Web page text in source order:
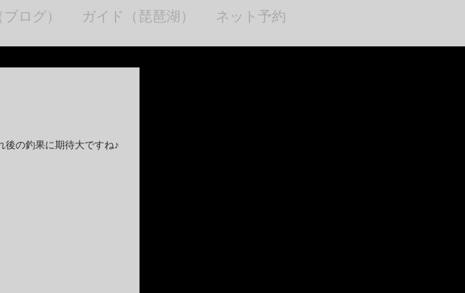
ログ） ガイド（琵琶湖） ネット予約
後の釣果に期待大ですね♪